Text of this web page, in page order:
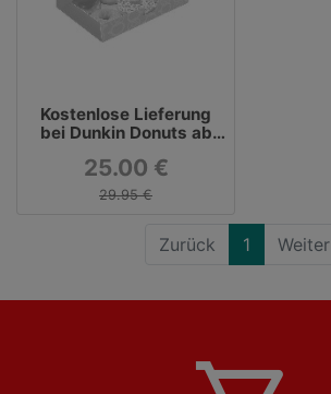
Kostenlose Lieferung
bei Dunkin Donuts ab
25.00 €
29.95 €
Zurück 1 Weiter